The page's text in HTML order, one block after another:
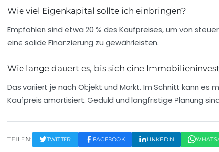
Wie viel Eigenkapital sollte ich einbringen?
Empfohlen sind etwa 20 % des Kaufpreises, um von
eine solide Finanzierung zu gewährleisten.
Wie lange dauert es, bis sich eine
Das variiert je nach Objekt und Markt. Im Schnitt kann es
Kaufpreis amortisiert. Geduld und langfristige Planung
TEILEN: TWITTER FACEBOOK LINKEDIN